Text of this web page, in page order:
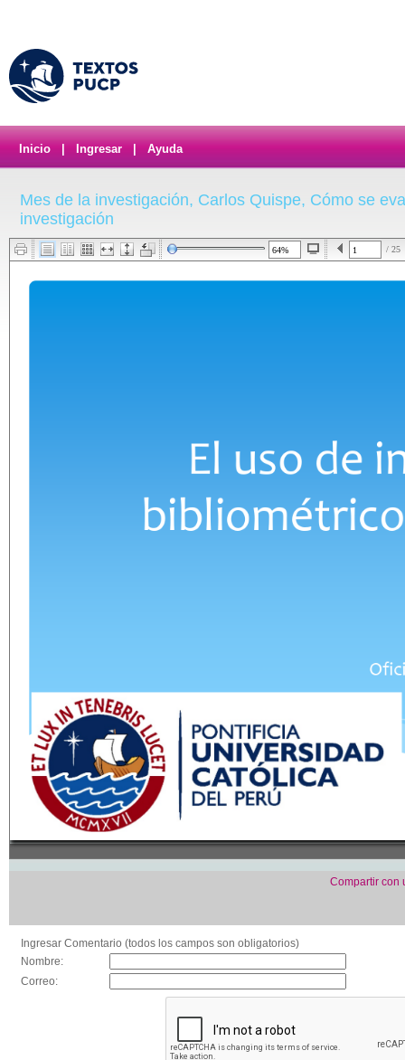
Inicio Ingresar Ayuda
Mes de la investigación, Carlos Quispe, Cómo se
investigación
/ 25
Compartir con
Ingresar Comentario (todos los campos son obligatorios)
Nombre:
Correo: